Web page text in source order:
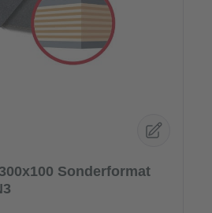
Sonderformat